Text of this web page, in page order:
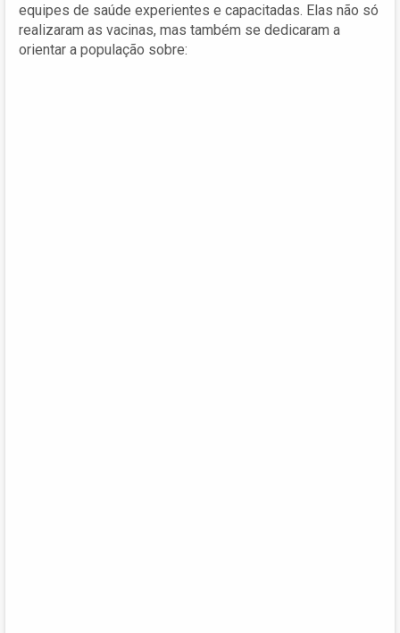
equipes de saúde experientes e capacitadas. Elas não só
realizaram as vacinas, mas também se dedicaram a
orientar a população sobre: